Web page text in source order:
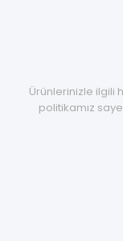
Ürünlerinizle ilgili
politikamız